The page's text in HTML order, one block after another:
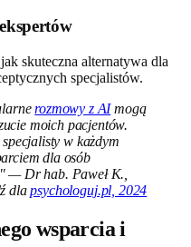
skuteczna alternatywa dla
specjalistów.
rozmowy z AImogą
moich pacjentów.
w każdym
dla osób
— Dr hab. Paweł K.,
dlapsychologuj.pl, 2024
wsparcia i